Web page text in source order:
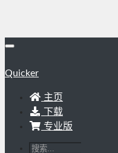
Quicker
主页
下载
专业版